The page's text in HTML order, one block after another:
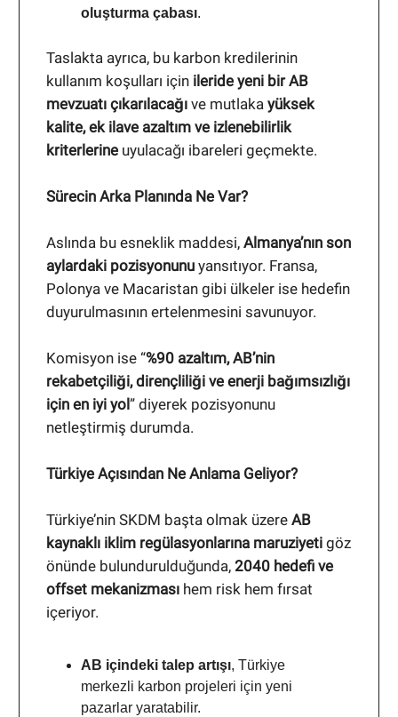
oluşturma çabası.
Taslakta ayrıca, bu karbon kredilerinin
kullanım koşulları için ileride yeni bir AB
mevzuatı çıkarılacağı ve mutlaka yüksek
kalite, ek ilave azaltım ve izlenebilirlik
kriterlerine uyulacağı ibareleri geçmekte.
Sürecin Arka Planında Ne Var?
Aslında bu esneklik maddesi, Almanya’nın son
aylardaki pozisyonunu yansıtıyor. Fransa,
Polonya ve Macaristan gibi ülkeler ise hedefin
duyurulmasının ertelenmesini savunuyor.
Komisyon ise “%90 azaltım, AB’nin
rekabetçiliği, dirençliliği ve enerji bağımsızlığı
için en iyi yol” diyerek pozisyonunu
netleştirmiş durumda.
Türkiye Açısından Ne Anlama Geliyor?
Türkiye’nin SKDM başta olmak üzere AB
kaynaklı iklim regülasyonlarına maruziyeti göz
önünde bulundurulduğunda, 2040 hedefi ve
offset mekanizması hem risk hem fırsat
içeriyor.
AB içindeki talep artışı, Türkiye
merkezli karbon projeleri için yeni
pazarlar yaratabilir.